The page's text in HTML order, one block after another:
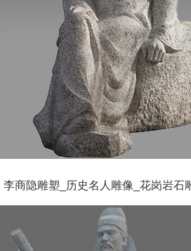
李商隐雕塑_历史名人雕像_花岗岩石